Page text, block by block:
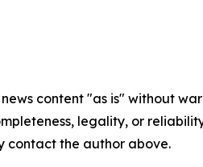
news content "as is" without
legality, or
contact the author above.